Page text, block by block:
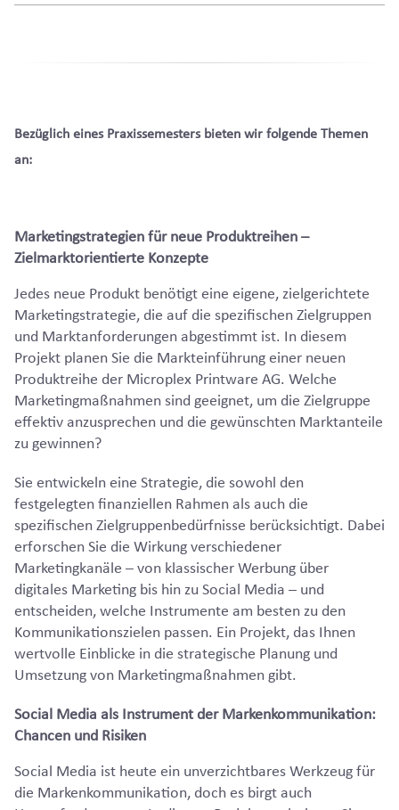
Bezüglich eines Praxissemesters bieten wir folgende Themen
an:
Marketingstrategien für neue Produktreihen –
Zielmarktorientierte Konzepte
Jedes neue Produkt benötigt eine eigene, zielgerichtete
Marketingstrategie, die auf die spezifischen Zielgruppen
und Marktanforderungen abgestimmt ist. In diesem
Projekt planen Sie die Markteinführung einer neuen
Produktreihe der Microplex Printware AG. Welche
Marketingmaßnahmen sind geeignet, um die Zielgruppe
effektiv anzusprechen und die gewünschten Marktanteile
zu gewinnen?
Sie entwickeln eine Strategie, die sowohl den
festgelegten finanziellen Rahmen als auch die
spezifischen Zielgruppenbedürfnisse berücksichtigt. Dabei
erforschen Sie die Wirkung verschiedener
Marketingkanäle – von klassischer Werbung über
digitales Marketing bis hin zu Social Media – und
entscheiden, welche Instrumente am besten zu den
Kommunikationszielen passen. Ein Projekt, das Ihnen
wertvolle Einblicke in die strategische Planung und
Umsetzung von Marketingmaßnahmen gibt.
Social Media als Instrument der Markenkommunikation:
Chancen und Risiken
Social Media ist heute ein unverzichtbares Werkzeug für
die Markenkommunikation, doch es birgt auch